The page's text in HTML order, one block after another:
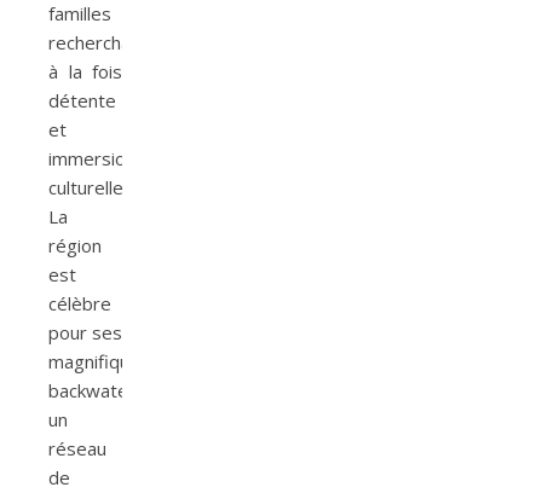
familles
recherchant
à la fois
détente
et
immersion
culturelle.
La
région
est
célèbre
pour ses
magnifiques
backwaters,
un
réseau
de